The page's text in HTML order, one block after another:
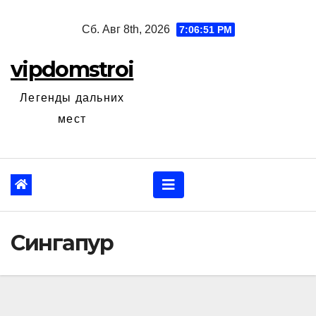
Сб. Авг 8th, 2026 7:06:52 PM
vipdomstroi
Легенды дальних
мест
Сингапур